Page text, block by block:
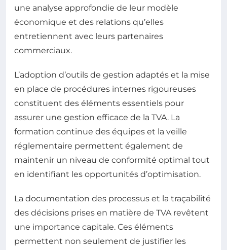
une analyse approfondie de leur modèle
économique et des relations qu’elles
entretiennent avec leurs partenaires
commerciaux.
L’adoption d’outils de gestion adaptés et la mise
en place de procédures internes rigoureuses
constituent des éléments essentiels pour
assurer une gestion efficace de la TVA. La
formation continue des équipes et la veille
réglementaire permettent également de
maintenir un niveau de conformité optimal tout
en identifiant les opportunités d’optimisation.
La documentation des processus et la traçabilité
des décisions prises en matière de TVA revêtent
une importance capitale. Ces éléments
permettent non seulement de justifier les